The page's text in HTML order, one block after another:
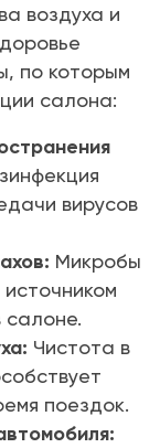
воздуха и
по которым
салона:
вирусов
Микробы
источником
салоне.
Чистота в
поездок.